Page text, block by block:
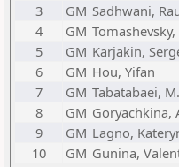
3
GM Sadhwani,
4
GM Tomashevsky,
5
GM Karjakin,
6
GM Hou, Yifan
7
GM Tabatabaei,
8
GM Goryachkina,
9
GM Lagno,
10
GM Gunina,